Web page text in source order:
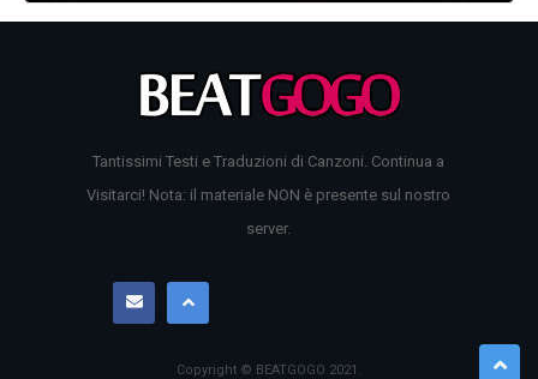
Tantissimi Testi e Traduzioni di Canzoni. Continua a
Visitarci! Nota: il materiale NON è presente sul nostro
server.
Copyright © BEATGOGO 2021 .